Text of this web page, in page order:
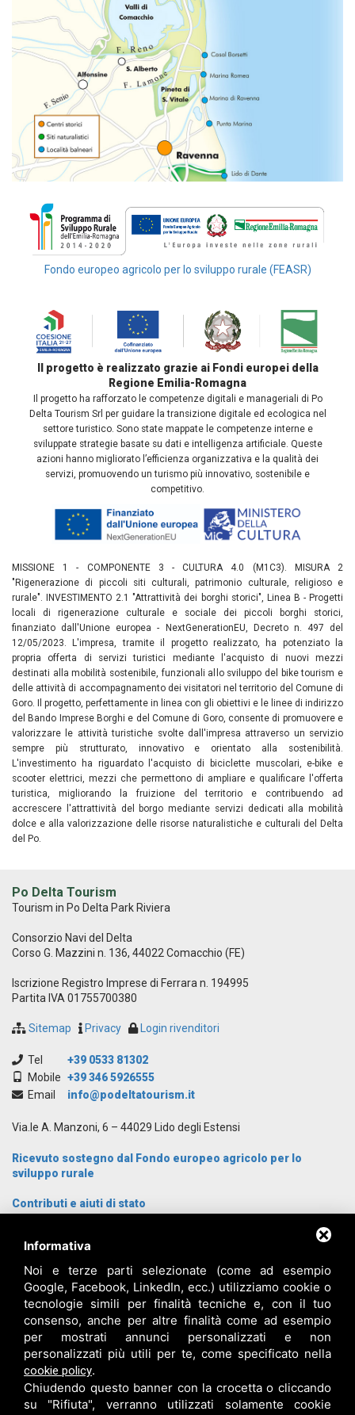
Fondo europeo agricolo per lo sviluppo rurale (FEASR)
Il progetto è realizzato grazie ai Fondi europei della
Regione Emilia-Romagna
Il progetto ha rafforzato le competenze digitali e manageriali di Po
Delta Tourism Srl per guidare la transizione digitale ed ecologica nel
settore turistico. Sono state mappate le competenze interne e
sviluppate strategie basate su dati e intelligenza artificiale. Queste
azioni hanno migliorato l’efficienza organizzativa e la qualità dei
servizi, promuovendo un turismo più innovativo, sostenibile e
competitivo.
MISSIONE 1 - COMPONENTE 3 - CULTURA 4.0 (M1C3). MISURA 2
"Rigenerazione di piccoli siti culturali, patrimonio culturale, religioso e
rurale". INVESTIMENTO 2.1 "Attrattività dei borghi storici", Linea B - Progetti
locali di rigenerazione culturale e sociale dei piccoli borghi storici,
finanziato dall'Unione europea - NextGenerationEU, Decreto n. 497 del
12/05/2023. L'impresa, tramite il progetto realizzato, ha potenziato la
propria offerta di servizi turistici mediante l'acquisto di nuovi mezzi
destinati alla mobilità sostenibile, funzionali allo sviluppo del bike tourism e
delle attività di accompagnamento dei visitatori nel territorio del Comune di
Goro. Il progetto, perfettamente in linea con gli obiettivi e le linee di indirizzo
del Bando Imprese Borghi e del Comune di Goro, consente di promuovere e
valorizzare le attività turistiche svolte dall'impresa attraverso un servizio
sempre più strutturato, innovativo e orientato alla sostenibilità.
L'investimento ha riguardato l'acquisto di biciclette muscolari, e-bike e
scooter elettrici, mezzi che permettono di ampliare e qualificare l'offerta
turistica, migliorando la fruizione del territorio e contribuendo ad
accrescere l'attrattività del borgo mediante servizi dedicati alla mobilità
dolce e alla valorizzazione delle risorse naturalistiche e culturali del Delta
del Po.
Po Delta Tourism
Tourism in Po Delta Park Riviera
Consorzio Navi del Delta
Corso G. Mazzini n. 136, 44022 Comacchio (FE)
Iscrizione Registro Imprese di Ferrara n. 194995
Partita IVA 01755700380
Sitemap Privacy Login rivenditori
Tel
+39 0533 81302
Mobile +39 346 5926555
Email
info@podeltatourism.it
Via.le A. Manzoni, 6 – 44029 Lido degli Estensi
Ricevuto sostegno dal Fondo europeo agricolo per lo
sviluppo rurale
Contributi e aiuti di stato
Cosa Visitare
Cosa fare
Dove dormire
Proposte gruppi
Come arrivare
Chi siamo
Contatti
Login
Informativa
Noi e terze parti selezionate (come ad esempio
Google, Facebook, LinkedIn, ecc.) utilizziamo cookie o
tecnologie simili per finalità tecniche e, con il tuo
consenso, anche per altre finalità come ad esempio
per mostrati annunci personalizzati e non
personalizzati più utili per te, come specificato nella
cookie policy.
Chiudendo questo banner con la crocetta o cliccando
su "Rifiuta", verranno utilizzati solamente cookie